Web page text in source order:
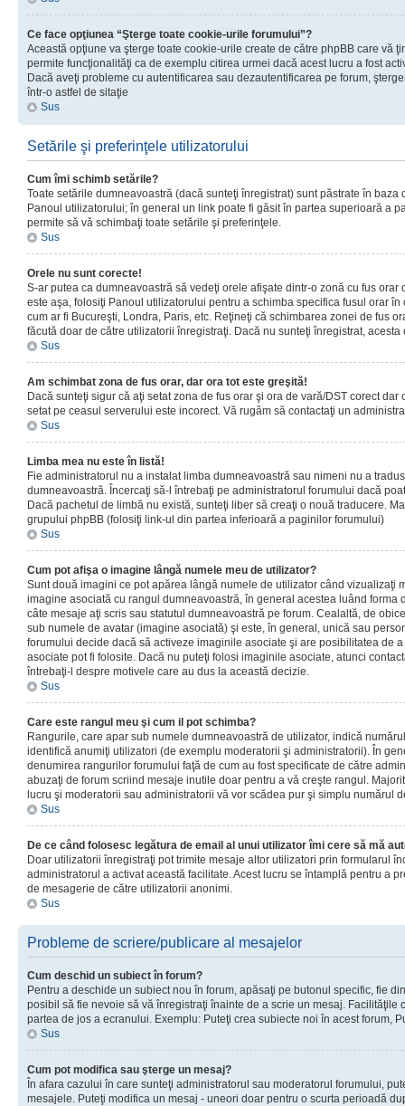
Ce face opţiunea “Şterge toate cookie-urile forumului”?
Această opţiune va şterge toate cookie-urile create de către phpBB care vă
permite funcţionalităţi ca de exemplu citirea urmei dacă acest lucru a fost
Dacă aveţi probleme cu autentificarea sau dezautentificarea pe forum,
într-o astfel de sitaţie
Sus
Setările şi preferinţele utilizatorului
Cum îmi schimb setările?
Toate setările dumneavoastră (dacă sunteţi înregistrat) sunt păstrate în baza
Panoul utilizatorului; în general un link poate fi găsit în partea superioară a
permite să vă schimbaţi toate setările şi preferinţele.
Sus
Orele nu sunt corecte!
S-ar putea ca dumneavoastră să vedeţi orele afişate dintr-o zonă cu fus orar
este aşa, folosiţi Panoul utilizatorului pentru a schimba specifica fusul orar
cum ar fi Bucureşti, Londra, Paris, etc. Reţineţi că schimbarea zonei de fus
făcută doar de către utilizatorii înregistraţi. Dacă nu sunteţi înregistrat, acesta
Sus
Am schimbat zona de fus orar, dar ora tot este greşită!
Dacă sunteţi sigur că aţi setat zona de fus orar şi ora de vară/DST corect
setat pe ceasul serverului este incorect. Vă rugăm să contactaţi un
Sus
Limba mea nu este în listă!
Fie administratorul nu a instalat limba dumneavoastră sau nimeni nu a
dumneavoastră. Încercaţi să-l întrebaţi pe administratorul forumului dacă
Dacă pachetul de limbă nu există, sunteţi liber să creaţi o nouă traducere.
grupului phpBB (folosiţi link-ul din partea inferioară a paginilor forumului)
Sus
Cum pot afişa o imagine lângă numele meu de utilizator?
Sunt două imagini ce pot apărea lângă numele de utilizator când vizualizaţi
imagine asociată cu rangul dumneavoastră, în general acestea luând forma
câte mesaje aţi scris sau statutul dumneavoastră pe forum. Cealaltă, de
sub numele de avatar (imagine asociată) şi este, în general, unică sau
forumului decide dacă să activeze imaginile asociate şi are posibilitatea de
asociate pot fi folosite. Dacă nu puteţi folosi imaginile asociate, atunci
întrebaţi-l despre motivele care au dus la această decizie.
Sus
Care este rangul meu şi cum il pot schimba?
Rangurile, care apar sub numele dumneavoastră de utilizator, indică
identifică anumiţi utilizatori (de exemplu moderatorii şi administratorii). În
denumirea rangurilor forumului faţă de cum au fost specificate de către
abuzaţi de forum scriind mesaje inutile doar pentru a vă creşte rangul.
lucru şi moderatorii sau administratorii vă vor scădea pur şi simplu numărul
Sus
De ce când folosesc legătura de email al unui utilizator îmi cere să mă
Doar utilizatorii înregistraţi pot trimite mesaje altor utilizatori prin formularul
administratorul a activat această facilitate. Acest lucru se întamplă pentru a
de mesagerie de către utilizatorii anonimi.
Sus
Probleme de scriere/publicare al mesajelor
Cum deschid un subiect în forum?
Pentru a deschide un subiect nou în forum, apăsaţi pe butonul specific, fie
posibil să fie nevoie să vă înregistraţi înainte de a scrie un mesaj. Facilităţile
partea de jos a ecranului. Exemplu: Puteţi crea subiecte noi în acest forum,
Sus
Cum pot modifica sau şterge un mesaj?
În afara cazului în care sunteţi administratorul sau moderatorul forumului,
mesajele. Puteţi modifica un mesaj - uneori doar pentru o scurta perioadă